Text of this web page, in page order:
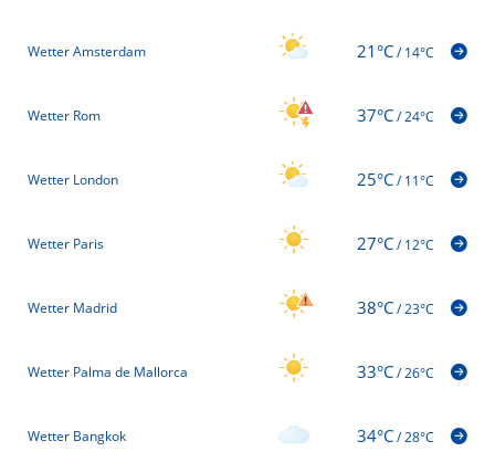
Wetter Amsterdam 21°C/14°C
Wetter Rom 37°C/24°C
Wetter London 25°C/11°C
Wetter Paris 27°C/12°C
Wetter Madrid 38°C/23°C
Wetter Palma de Mallorca 33°C/26°C
Wetter Bangkok 34°C/28°C